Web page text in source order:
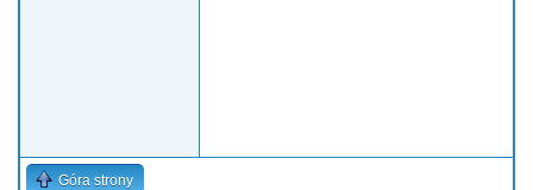
Góra strony